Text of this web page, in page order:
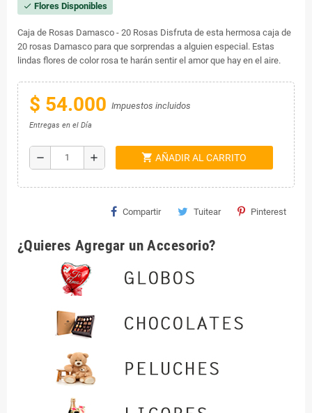
check Flores Disponibles
Caja de Rosas Damasco - 20 Rosas Disfruta de esta hermosa caja de
20 rosas Damasco para que sorprendas a alguien especial. Estas
lindas flores de color rosa te harán sentir el amor que hay en el aire.
$ 54.000 Impuestos incluidos
Entregas en el Día
remove add shopping_cart AÑADIR AL CARRITO
Compartir Tuitear Pinterest
¿Quieres Agregar un Accesorio?